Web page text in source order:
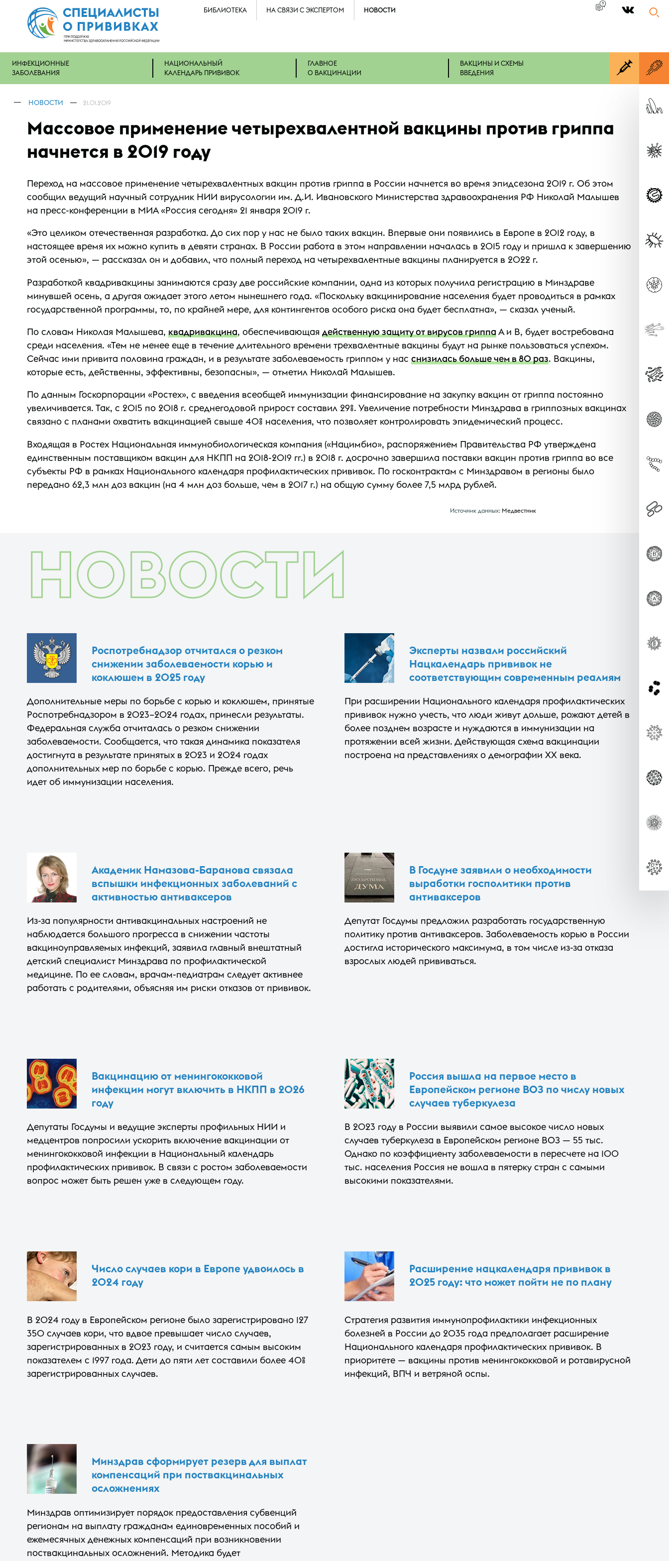
БИБЛИОТЕКА НА СВЯЗИ С ЭКСПЕРТОМ НОВОСТИ |
ИНФЕКЦИОННЫЕ
ЗАБОЛЕВАНИЯ
НАЦИОНАЛЬНЫЙ
КАЛЕНДАРЬ ПРИВИВОК
ГЛАВНОЕ
О ВАКЦИНАЦИИ
ВАКЦИНЫ И СХЕМЫ
ВВЕДЕНИЯ
НОВОСТИ 21.01.2019
Массовое применение четырехвалентной вакцины против гриппа
начнется в 2019 году
Переход на массовое применение четырехвалентных вакцин против гриппа в России начнется во время эпидсезона 2019 г. Об этом
сообщил ведущий научный сотрудник НИИ вирусологии им. Д.И. Ивановского Министерства здравоохранения РФ Николай Малышев
на пресс-конференции в МИА «Россия сегодня» 21 января 2019 г.
«Это целиком отечественная разработка. До сих пор у нас не было таких вакцин. Впервые они появились в Европе в 2012 году, в
настоящее время их можно купить в девяти странах. В России работа в этом направлении началась в 2015 году и пришла к завершению
этой осенью», — рассказал он и добавил, что полный переход на четырехвалентные вакцины планируется в 2022 г.
Разработкой квадривакцины занимаются сразу две российские компании, одна из которых получила регистрацию в Минздраве
минувшей осень, а другая ожидает этого летом нынешнего года. «Поскольку вакцинирование населения будет проводиться в рамках
государственной программы, то, по крайней мере, для контингентов особого риска она будет бесплатна», — сказал ученый.
По словам Николая Малышева, квадривакцина, обеспечивающая действенную защиту от вирусов гриппаА и B, будет востребована
среди населения. «Тем не менее еще в течение длительного времени трехвалентные вакцины будут на рынке пользоваться успехом.
Сейчас ими привита половина граждан, и в результате заболеваемость гриппом у нас снизилась больше чем в 80 раз. Вакцины,
которые есть, действенны, эффективны, безопасны», — отметил Николай Малышев.
По данным Госкорпорации «Ростех», с введения всеобщей иммунизации финансирование на закупку вакцин от гриппа постоянно
увеличивается. Так, c 2015 по 2018 г. среднегодовой прирост составил 29%. Увеличение потребности Минздрава в гриппозных вакцинах
связано с планами охватить вакцинацией свыше 40% населения, что позволяет контролировать эпидемический процесс.
Входящая в Ростех Национальная иммунобиологическая компания («Нацимбио», распоряжением Правительства РФ утверждена
единственным поставщиком вакцин для НКПП на 2018-2019 гг.) в 2018 г. досрочно завершила поставки вакцин против гриппа во все
субъекты РФ в рамках Национального календаря профилактических прививок. По госконтрактам с Минздравом в регионы было
передано 62,3 млн доз вакцин (на 4 млн доз больше, чем в 2017 г.) на общую сумму более 7,5 млрд рублей.
Источник данных: Медвестник
НОВОСТИ
Роспотребнадзор отчитался о резком
снижении заболеваемости корью и
коклюшем в 2025 году
Дополнительные меры по борьбе с корью и коклюшем, принятые
Роспотребнадзором в 2023–2024 годах, принесли результаты.
Федеральная служба отчиталась о резком снижении
заболеваемости. Сообщается, что такая динамика показателя
достигнута в результате принятых в 2023 и 2024 годах
дополнительных мер по борьбе с корью. Прежде всего, речь
идет об иммунизации населения.
Эксперты назвали российский
Нацкалендарь прививок не
соответствующим современным реалиям
При расширении Национального календаря профилактических
прививок нужно учесть, что люди живут дольше, рожают детей в
более позднем возрасте и нуждаются в иммунизации на
протяжении всей жизни. Действующая схема вакцинации
построена на представлениях о демографии XX века.
Академик Намазова-Баранова связала
вспышки инфекционных заболеваний с
активностью антиваксеров
Из-за популярности антивакцинальных настроений не
наблюдается большого прогресса в снижении частоты
вакциноуправляемых инфекций, заявила главный внештатный
детский специалист Минздрава по профилактической
медицине. По ее словам, врачам-педиатрам следует активнее
работать с родителями, объясняя им риски отказов от прививок.
В Госдуме заявили о необходимости
выработки госполитики против
антиваксеров
Депутат Госдумы предложил разработать государственную
политику против антиваксеров. Заболеваемость корью в России
достигла исторического максимума, в том числе из-за отказа
взрослых людей прививаться.
Вакцинацию от менингококковой
инфекции могут включить в НКПП в 2026
году
Депутаты Госдумы и ведущие эксперты профильных НИИ и
медцентров попросили ускорить включение вакцинации от
менингококковой инфекции в Национальный календарь
профилактических прививок. В связи с ростом заболеваемости
вопрос может быть решен уже в следующем году.
Россия вышла на первое место в
Европейском регионе ВОЗ по числу новых
случаев туберкулеза
В 2023 году в России выявили самое высокое число новых
случаев туберкулеза в Европейском регионе ВОЗ — 55 тыс.
Однако по коэффициенту заболеваемости в пересчете на 100
тыс. населения Россия не вошла в пятерку стран с самыми
высокими показателями.
Число случаев кори в Европе удвоилось в
2024 году
В 2024 году в Европейском регионе было зарегистрировано 127
350 случаев кори, что вдвое превышает число случаев,
зарегистрированных в 2023 году, и считается самым высоким
показателем с 1997 года. Дети до пяти лет составили более 40%
зарегистрированных случаев.
Расширение нацкалендаря прививок в
2025 году: что может пойти не по плану
Стратегия развития иммунопрофилактики инфекционных
болезней в России до 2035 года предполагает расширение
Национального календаря профилактических прививок. В
приоритете — вакцины против менингококковой и ротавирусной
инфекций, ВПЧ и ветряной оспы.
Минздрав сформирует резерв для выплат
компенсаций при поствакцинальных
осложнениях
Минздрав оптимизирует порядок предоставления субвенций
регионам на выплату гражданам единовременных пособий и
ежемесячных денежных компенсаций при возникновении
поствакцинальных осложнений. Методика будет